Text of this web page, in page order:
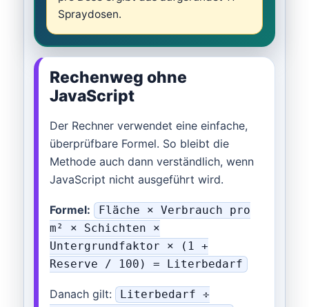
Spraydosen.
Rechenweg ohne
JavaScript
Der Rechner verwendet eine einfache,
überprüfbare Formel. So bleibt die
Methode auch dann verständlich, wenn
JavaScript nicht ausgeführt wird.
Formel:
Fläche × Verbrauch pro
m² × Schichten ×
Untergrundfaktor × (1 +
Reserve / 100) = Literbedarf
Danach gilt:
Literbedarf ÷